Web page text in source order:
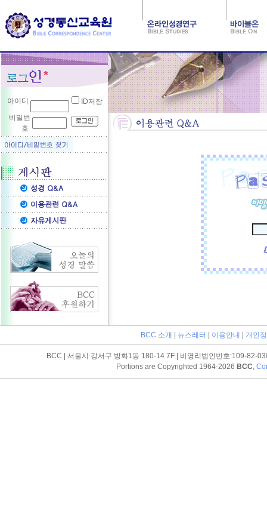
아이디
ID저장
비밀번
호
BCC 소개 뉴스레터 이용안내 개인
BCC | 서울시 강서구 방화1동 180-14 7F | 비영리법인번호:109-82-
Portions are Copyrighted 1964-2026 BCC,